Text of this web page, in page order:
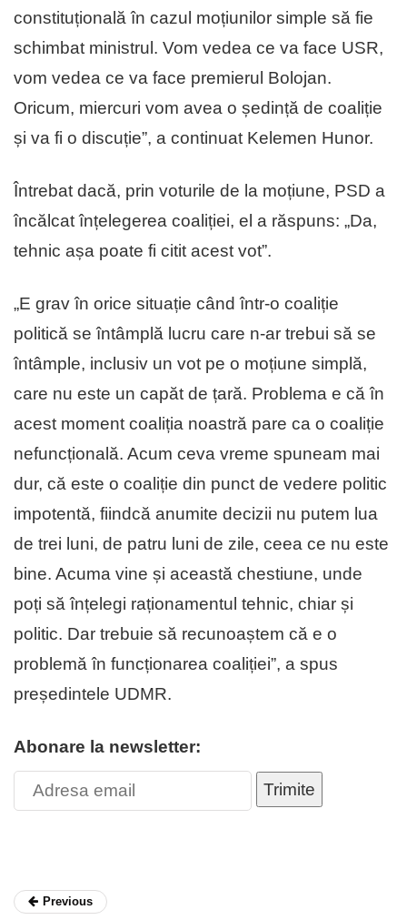
constituțională în cazul moțiunilor simple să fie
schimbat ministrul. Vom vedea ce va face USR,
vom vedea ce va face premierul Bolojan.
Oricum, miercuri vom avea o ședință de coaliție
și va fi o discuție”, a continuat Kelemen Hunor.
Întrebat dacă, prin voturile de la moțiune, PSD a
încălcat înțelegerea coaliției, el a răspuns: „Da,
tehnic așa poate fi citit acest vot”.
„E grav în orice situație când într-o coaliție
politică se întâmplă lucru care n-ar trebui să se
întâmple, inclusiv un vot pe o moțiune simplă,
care nu este un capăt de țară. Problema e că în
acest moment coaliția noastră pare ca o coaliție
nefuncțională. Acum ceva vreme spuneam mai
dur, că este o coaliție din punct de vedere politic
impotentă, fiindcă anumite decizii nu putem lua
de trei luni, de patru luni de zile, ceea ce nu este
bine. Acuma vine și această chestiune, unde
poți să înțelegi raționamentul tehnic, chiar și
politic. Dar trebuie să recunoaștem că e o
problemă în funcționarea coaliției”, a spus
președintele UDMR.
Abonare la newsletter:
Trimite
Previous